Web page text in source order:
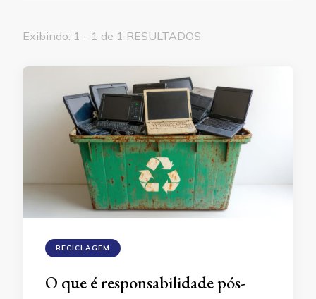
Exibindo: 1 - 1 de 1 RESULTADOS
RECICLAGEM
O que é responsabilidade pós-